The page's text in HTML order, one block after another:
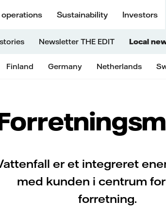
operations Sustainability Investors
Newsletter THE EDIT Local
Finland Germany Netherlands
er et integreret
med kunden i centrum
forretning.